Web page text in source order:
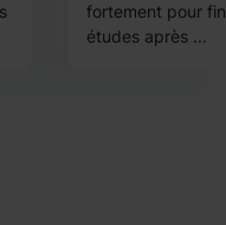
fortement pour
études après ...